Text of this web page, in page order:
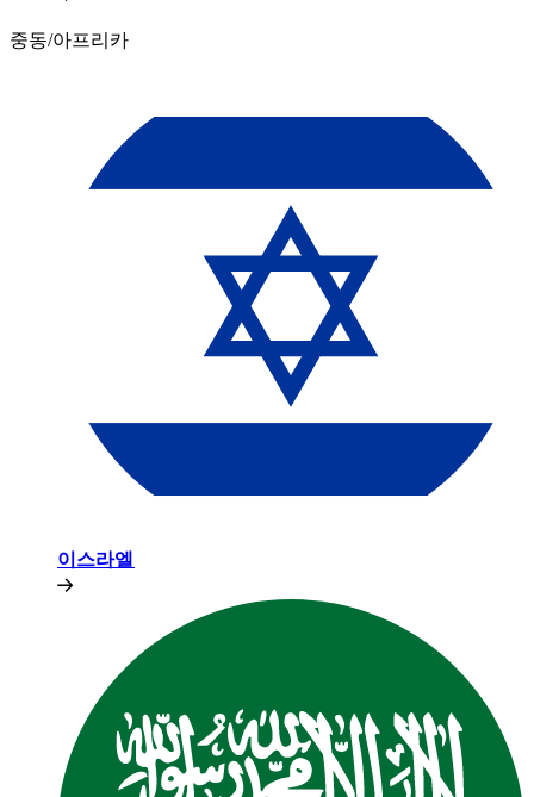
중동/아프리카​​
이스라엘​​